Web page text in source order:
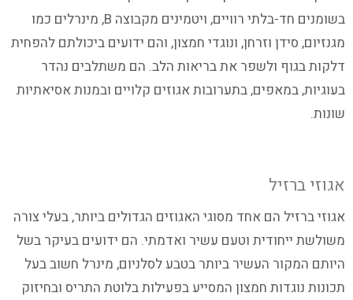
בשומנים חד-בלתי רוויים, ויטמינים מקבוצה B, מינרלים כמו
מגנזיום, סידן וזרחן, ונוגדי חמצון, והם ידועים ביכולתם להפחית
דלקות בגוף ולשפר את בריאות הלב. הם משתלבים נהדר
בעוגיות, במאפים, בתערובות אגוזים קלויים ובמנות אסיאתיות
שונות.
אגוזי ברזיל
אגוזי ברזיל הם אחד מסוגי האגוזים הגדולים ביותר, בעלי צורה
משולשת ייחודית וטעם עשיר ואדמתי. הם ידועים בעיקר בשל
היותם המקור העשיר ביותר בטבע לסלניום, מינרל חשוב בעל
תכונות נוגדות חמצון המסייע בפעילות בלוטת התריס ובחיזוק